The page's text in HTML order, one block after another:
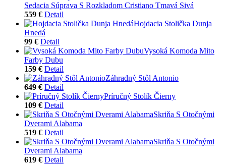
Sedacia Súprava S Rozkladom Cristiano Tmavá Sivá
559 € Detail
Hojdacia Stolička Dunja
Hnedá
99 € Detail
Vysoká Komoda Mito
Farby Dubu
159 € Detail
Záhradný Stôl Antonio
649 € Detail
Príručný Stolík Čierny
109 € Detail
Skriňa S Otočnými
Dverami Alabama
519 € Detail
Skriňa S Otočnými
Dverami Alabama
619 € Detail